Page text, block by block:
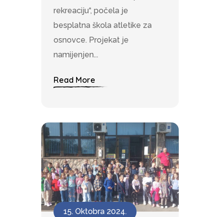
rekreaciju“, počela je
besplatna škola atletike za
osnovce. Projekat je
namijenjen...
Read More
15. Oktobra 2024.